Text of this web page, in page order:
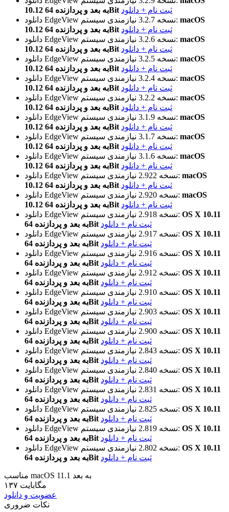
10.12 به بعد و پردازنده 64Bit ثبت نام + دانلود
دانلود EdgeView
نسخه 3.2.7نیازمندی سیستم: macOS
10.12 به بعد و پردازنده 64Bit ثبت نام + دانلود
دانلود EdgeView
نسخه 3.2.6نیازمندی سیستم: macOS
10.12 به بعد و پردازنده 64Bit ثبت نام + دانلود
دانلود EdgeView
نسخه 3.2.5نیازمندی سیستم: macOS
10.12 به بعد و پردازنده 64Bit ثبت نام + دانلود
دانلود EdgeView
نسخه 3.2.4نیازمندی سیستم: macOS
10.12 به بعد و پردازنده 64Bit ثبت نام + دانلود
دانلود EdgeView
نسخه 3.2.2نیازمندی سیستم: macOS
10.12 به بعد و پردازنده 64Bit ثبت نام + دانلود
دانلود EdgeView
نسخه 3.1.9نیازمندی سیستم: macOS
10.12 به بعد و پردازنده 64Bit ثبت نام + دانلود
دانلود EdgeView
نسخه 3.1.7نیازمندی سیستم: macOS
10.12 به بعد و پردازنده 64Bit ثبت نام + دانلود
دانلود EdgeView
نسخه 3.1.6نیازمندی سیستم: macOS
10.12 به بعد و پردازنده 64Bit ثبت نام + دانلود
دانلود EdgeView
نسخه 2.922نیازمندی سیستم: macOS
10.12 به بعد و پردازنده 64Bit ثبت نام + دانلود
دانلود EdgeView
نسخه 2.920نیازمندی سیستم: macOS
10.12 به بعد و پردازنده 64Bit ثبت نام + دانلود
دانلود EdgeView
نسخه 2.918نیازمندی سیستم: OS X 10.11
به بعد و پردازنده 64Bit ثبت نام + دانلود
دانلود EdgeView
نسخه 2.917نیازمندی سیستم: OS X 10.11
به بعد و پردازنده 64Bit ثبت نام + دانلود
دانلود EdgeView
نسخه 2.916نیازمندی سیستم: OS X 10.11
به بعد و پردازنده 64Bit ثبت نام + دانلود
دانلود EdgeView
نسخه 2.912نیازمندی سیستم: OS X 10.11
به بعد و پردازنده 64Bit ثبت نام + دانلود
دانلود EdgeView
نسخه 2.910نیازمندی سیستم: OS X 10.11
به بعد و پردازنده 64Bit ثبت نام + دانلود
دانلود EdgeView
نسخه 2.903نیازمندی سیستم: OS X 10.11
به بعد و پردازنده 64Bit ثبت نام + دانلود
دانلود EdgeView
نسخه 2.900نیازمندی سیستم: OS X 10.11
به بعد و پردازنده 64Bit ثبت نام + دانلود
دانلود EdgeView
نسخه 2.843نیازمندی سیستم: OS X 10.11
به بعد و پردازنده 64Bit ثبت نام + دانلود
دانلود EdgeView
نسخه 2.840نیازمندی سیستم: OS X 10.11
به بعد و پردازنده 64Bit ثبت نام + دانلود
دانلود EdgeView
نسخه 2.831نیازمندی سیستم: OS X 10.11
به بعد و پردازنده 64Bit ثبت نام + دانلود
دانلود EdgeView
نسخه 2.825نیازمندی سیستم: OS X 10.11
به بعد و پردازنده 64Bit ثبت نام + دانلود
دانلود EdgeView
نسخه 2.819نیازمندی سیستم: OS X 10.11
به بعد و پردازنده 64Bit ثبت نام + دانلود
دانلود EdgeView
نسخه 2.802نیازمندی سیستم: OS X 10.11
به بعد و پردازنده 64Bit ثبت نام + دانلود
مناسب macOS 11.1 به بعد
۱۳۷ مگابایت
عضویت و دانلود
نکات ضروری